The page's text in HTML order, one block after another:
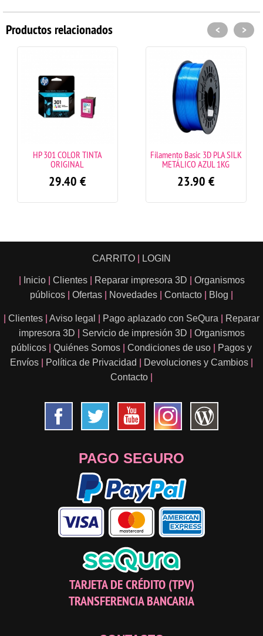
Productos relacionados
HP 301 COLOR TINTA
ORIGINAL
29.40 €
Filamento Basic 3D PLA SILK
METÁLICO AZUL 1KG
23.90 €
< >
CARRITO LOGIN
Inicio Clientes Reparar impresora 3D
Organismos
públicos
Ofertas Novedades Contacto Blog
Clientes Aviso legal Pago aplazado con SeQura
Reparar
impresora 3D
Servicio de impresión 3D
Organismos
públicos
Quiénes Somos Condiciones de uso
Pagos y
Envíos
Política de Privacidad Devoluciones y Cambios
Contacto
PAGO SEGURO
TARJETA DE CRÉDITO (TPV)
TRANSFERENCIA BANCARIA